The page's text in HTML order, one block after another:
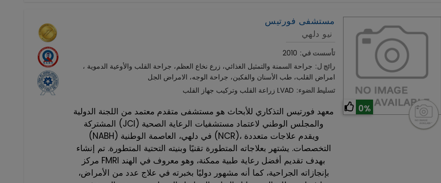
0%
مستشفى فورتيس
نيو دلهي
تأسست في: 2010
رائج ل: جراحة السمنة والتمثيل الغذائي، زرع نخاع العظم، جراحة القلب والأوعية الدموية ،
امراض القلب، طب الأسنان والفكين، جراحة الوجه، الامراض الجل
تسليط الضوء: زراعة القلب وتركيب جهاز القلب LVAD
معهد فورتيس التذكاري للأبحاث هو مستشفى متقدم معتمد من اللجنة الدولية
المشتركة (JCI) والمجلس الوطني لاعتماد مستشفيات الرعاية الصحية
(NABH) في دلهي، العاصمة الوطنية (NCR)، ويقدم علاجات متعددة
التخصصات. يشتهر بعلاجاته المتطورة تقنيًا وبنيته التحتية المتطورة. تم إنشاء
مركز FMRI بهدف تقديم أفضل رعاية طبية ممكنة، وهو معروف في الهند
بإنجازاته الجراحية، كما أنه مشهور دوليًا بخبرته في علاج عدد من الأمراض،